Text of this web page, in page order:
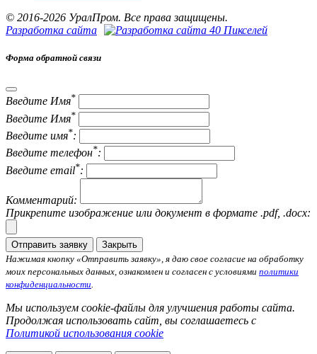
© 2016-2026 УралПром. Все права защищены.
Разработка сайта
Форма обратной связи
Введите Имя*
Введите Имя*
Введите имя*:
Введите телефон*:
Введите email*:
Комментарий:
Прикрепите изображение или документ в формате .pdf, .docx:
Отправить заявку
Закрыть
Нажимая кнопку «Отправить заявку», я даю свое согласие на обработку
моих персональных данных, ознакомлен и согласен с условиями политики
конфиденциальности
Мы используем cookie-файлы для улучшения работы сайта.
Продолжая использовать сайт, вы соглашаетесь с
Политикой использования cookie